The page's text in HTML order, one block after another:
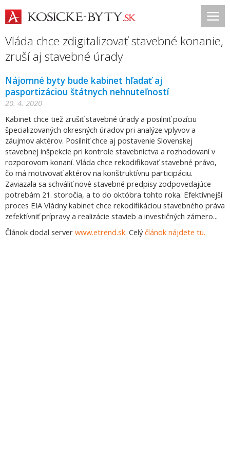
Vláda chce zdigitalizovať stavebné konanie,
zruší aj stavebné úrady
Nájomné byty bude kabinet hľadať aj
pasportizáciou štátnych nehnuteľností
20. 4. 2020
Kabinet chce tiež zrušiť stavebné úrady a posilniť pozíciu
špecializovaných okresných úradov pri analýze vplyvov a
záujmov aktérov. Posilniť chce aj postavenie Slovenskej
stavebnej inšpekcie pri kontrole stavebníctva a rozhodovaní v
rozporovom konaní. Vláda chce rekodifikovať stavebné právo,
čo má motivovať aktérov na konštruktívnu participáciu.
Zaviazala sa schváliť nové stavebné predpisy zodpovedajúce
potrebám 21. storočia, a to do októbra tohto roka. Efektívnejší
proces EIA Vládny kabinet chce rekodifikáciou stavebného práva
zefektívniť prípravy a realizácie stavieb a investičných zámero...
Článok dodal server www.etrend.sk. Celýčlánok nájdete tu.